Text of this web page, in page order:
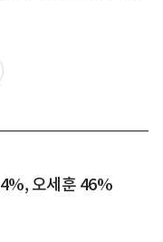
오세훈 46%